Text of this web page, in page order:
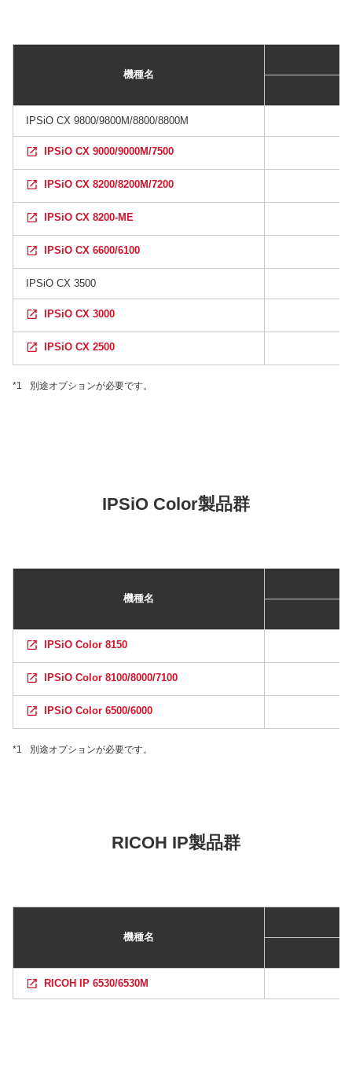
機種名
IPSiO CX 9800/9800M/8800/8800M
IPSiO CX 9000/9000M/7500
IPSiO CX 8200/8200M/7200
IPSiO CX 8200-ME
IPSiO CX 6600/6100
IPSiO CX 3500
IPSiO CX 3000
IPSiO CX 2500
*1 別途オプションが必要です。
IPSiO Color製品群
機種名
IPSiO Color 8150
IPSiO Color 8100/8000/7100
IPSiO Color 6500/6000
*1 別途オプションが必要です。
RICOH IP製品群
機種名
RICOH IP 6530/6530M